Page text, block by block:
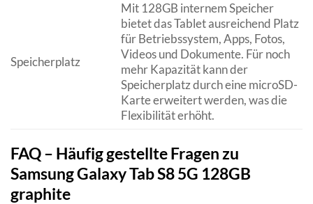
Speicherplatz
Mit 128GB internem Speicher
bietet das Tablet ausreichend Platz
für Betriebssystem, Apps, Fotos,
Videos und Dokumente. Für noch
mehr Kapazität kann der
Speicherplatz durch eine microSD-
Karte erweitert werden, was die
Flexibilität erhöht.
FAQ – Häufig gestellte Fragen zu
Samsung Galaxy Tab S8 5G 128GB
graphite